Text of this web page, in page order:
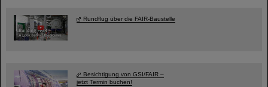
Rundflug über die FAIR-Baustelle
Besichtigung von GSI/FAIR –
jetzt Termin buchen!